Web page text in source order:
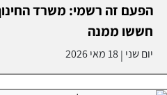
הפעם זה רשמי: משרד
חששו ממנה
יום שני |18 מאי 2026